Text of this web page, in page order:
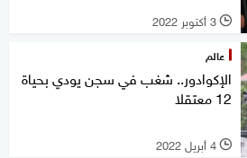
l 3 أكتوبر 2022
عالم
الإكوادور.. شغب في سجن يودي بحياة
12 معتقلا
l 4 أبريل 2022